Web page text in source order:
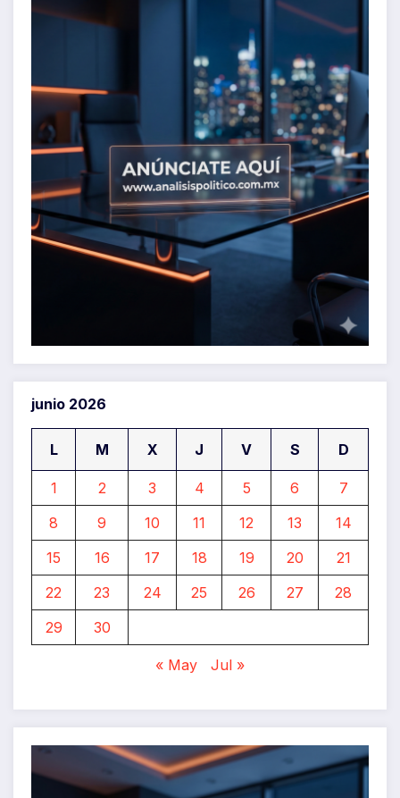
junio 2026
L M X J V S D
1 2 3 4 5 6
7
8
9 10 11 12 13
14
15
16 17 18 19 20
21
22
23 24 25 26 27
28
29
30
« May Jul »